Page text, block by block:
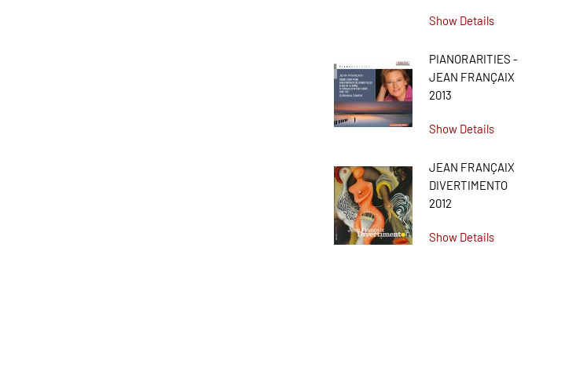
Show Details
PIANORARITIES -
JEAN FRANÇAIX
2013
Show Details
JEAN FRANÇAIX
DIVERTIMENTO
2012
Show Details